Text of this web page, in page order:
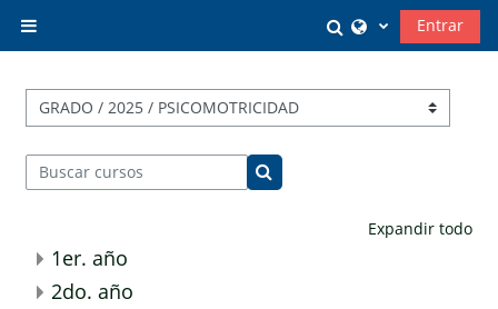
Selector de
Entrar
Categorías
Buscar cursos
Buscar cursos
Expandir todo
1er. año
2do. año